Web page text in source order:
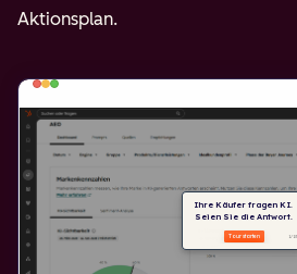
Aktionsplan.